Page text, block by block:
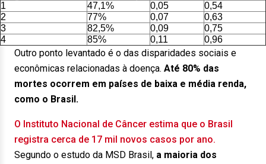
1
47,1% 0,05
0,54
2
77% 0,07
0,63
3
82,5% 0,09
0,75
4
85% 0,11 0,96
Outro ponto levantado é o das disparidades sociais e
econômicas relacionadas à doença. Até 80% das
mortes ocorrem em países de baixa e média renda,
como o Brasil.
O Instituto Nacional de Câncer estima que o Brasil
registra cerca de 17 mil novos casos por ano.
Segundo o estudo da MSD Brasil, a maioria dos